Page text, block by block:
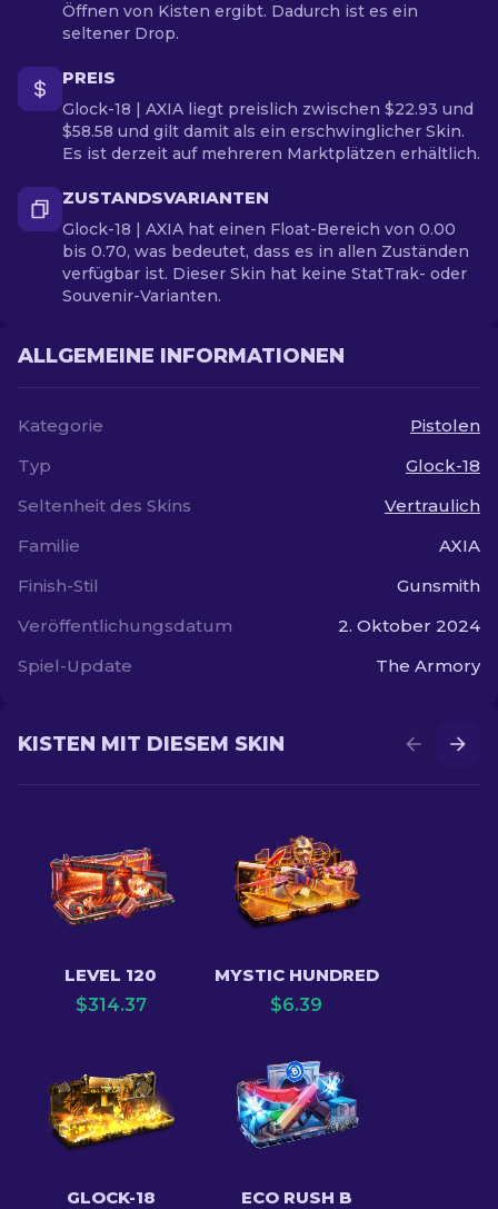
Öffnen von Kisten ergibt. Dadurch ist es ein
seltener Drop.
PREIS
Glock-18 | AXIA liegt preislich zwischen $22.93 und
$58.58 und gilt damit als ein erschwinglicher Skin.
Es ist derzeit auf mehreren Marktplätzen erhältlich.
ZUSTANDSVARIANTEN
Glock-18 | AXIA hat einen Float-Bereich von 0.00
bis 0.70, was bedeutet, dass es in allen Zuständen
verfügbar ist. Dieser Skin hat keine StatTrak- oder
Souvenir-Varianten.
ALLGEMEINE INFORMATIONEN
Kategorie
Pistolen
Typ
Glock-18
Seltenheit des Skins
Vertraulich
Familie
AXIA
Finish-Stil
Gunsmith
Veröffentlichungsdatum
2. Oktober 2024
Spiel-Update
The Armory
KISTEN MIT DIESEM SKIN
LEVEL 120
$314.37
MYSTIC HUNDRED
$6.39
GLOCK-18 ECO RUSH B